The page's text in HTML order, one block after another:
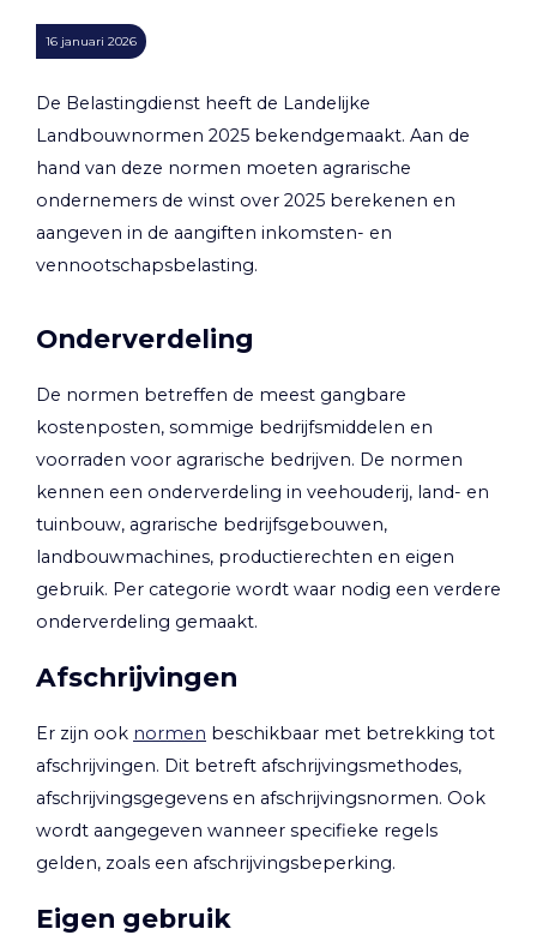
16 januari 2026
De Belastingdienst heeft de Landelijke
Landbouwnormen 2025 bekendgemaakt. Aan de
hand van deze normen moeten agrarische
ondernemers de winst over 2025 berekenen en
aangeven in de aangiften inkomsten- en
vennootschapsbelasting.
Onderverdeling
De normen betreffen de meest gangbare
kostenposten, sommige bedrijfsmiddelen en
voorraden voor agrarische bedrijven. De normen
kennen een onderverdeling in veehouderij, land- en
tuinbouw, agrarische bedrijfsgebouwen,
landbouwmachines, productierechten en eigen
gebruik. Per categorie wordt waar nodig een verdere
onderverdeling gemaakt.
Afschrijvingen
Er zijn ook normen beschikbaar met betrekking tot
afschrijvingen. Dit betreft afschrijvingsmethodes,
afschrijvingsgegevens en afschrijvingsnormen. Ook
wordt aangegeven wanneer specifieke regels
gelden, zoals een afschrijvingsbeperking.
Eigen gebruik